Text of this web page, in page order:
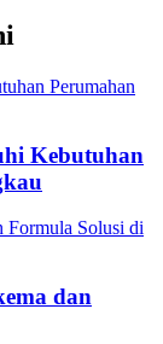
Kebutuhan
dan